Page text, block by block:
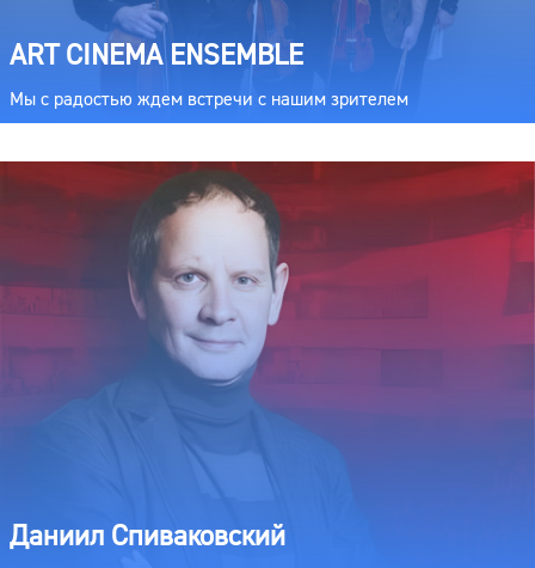
ART CINEMA ENSEMBLE
Мы с радостью ждем встречи с нашим зрителем
Даниил Спиваковский